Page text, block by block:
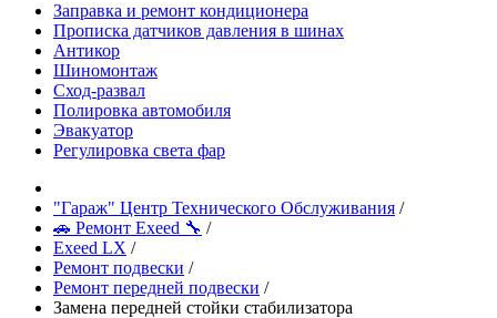
Заправка и ремонт кондиционера
Прописка датчиков давления в шинах
Антикор
Шиномонтаж
Сход-развал
Полировка автомобиля
Эвакуатор
Регулировка света фар
"Гараж" Центр Технического Обслуживания /
🚗 Ремонт Exeed 🔧 /
Exeed LX /
Ремонт подвески /
Ремонт передней подвески /
Замена передней стойки стабилизатора